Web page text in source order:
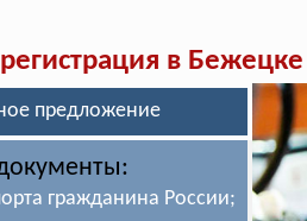
в Бежецке
предложение
гражданина России;